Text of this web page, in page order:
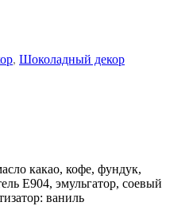
, Шоколадный декор
какао, кофе, фундук,
Е904, эмульгатор, соевый
ваниль